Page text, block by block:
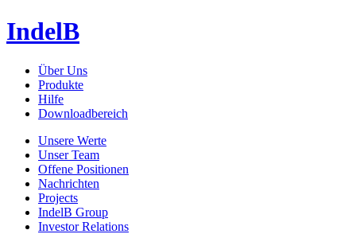
IndelB
Über Uns
Produkte
Hilfe
Downloadbereich
Unsere Werte
Unser Team
Offene Positionen
Nachrichten
Projects
IndelB Group
Investor Relations